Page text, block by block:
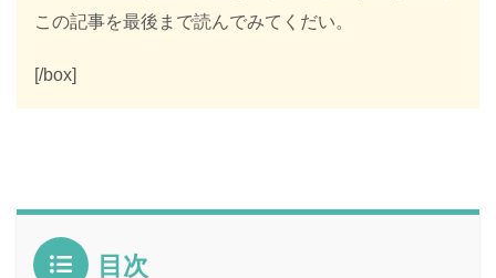
この記事を最後まで読んでみてくだい。
[/box]
目次